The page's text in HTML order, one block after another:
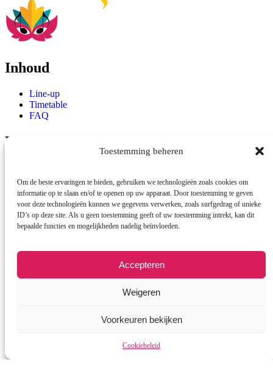
Toestemming beheren
Om de beste ervaringen te bieden, gebruiken we technologieën zoals cookies om
informatie op te slaan en/of te openen op uw apparaat. Door toestemming te geven
voor deze technologieën kunnen we gegevens verwerken, zoals surfgedrag of unieke
ID’s op deze site. Als u geen toestemming geeft of uw toestemming intrekt, kan dit
bepaalde functies en mogelijkheden nadelig beïnvloeden.
Accepteren
Weigeren
Voorkeuren bekijken
Cookiebeleid
Inhoud
Line-up
Timetable
FAQ
Locatie
Contact
info@cestlavie-emmen.nl